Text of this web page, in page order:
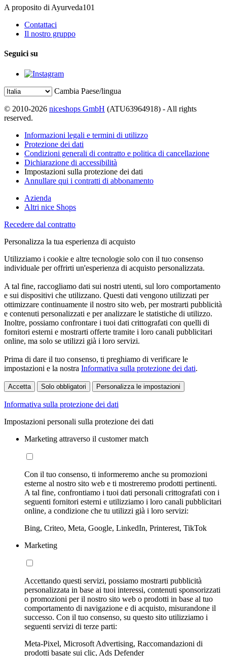
A proposito di Ayurveda101
Contattaci
Il nostro gruppo
Seguici su
Cambia Paese/lingua
© 2010-2026 niceshops GmbH (ATU63964918) - All rights
reserved.
Informazioni legali e termini di utilizzo
Protezione dei dati
Condizioni generali di contratto e politica di cancellazione
Dichiarazione di accessibilità
Impostazioni sulla protezione dei dati
Annullare qui i contratti di abbonamento
Azienda
Altri nice Shops
Recedere dal contratto
Personalizza la tua esperienza di acquisto
Utilizziamo i cookie e altre tecnologie solo con il tuo consenso
individuale per offrirti un'esperienza di acquisto personalizzata.
A tal fine, raccogliamo dati sui nostri utenti, sul loro comportamento
e sui dispositivi che utilizzano. Questi dati vengono utilizzati per
ottimizzare continuamente il nostro sito web, per mostrarti pubblicità
e contenuti personalizzati e per analizzare le statistiche di utilizzo.
Inoltre, possiamo confrontare i tuoi dati crittografati con quelli di
fornitori esterni e mostrarti offerte tramite i loro canali pubblicitari
online, ma solo se utilizzi già i loro servizi.
Prima di dare il tuo consenso, ti preghiamo di verificare le
impostazioni e la nostra Informativa sulla protezione dei dati.
Accetta Solo obbligatori Personalizza le impostazioni
Informativa sulla protezione dei dati
Impostazioni personali sulla protezione dei dati
Marketing attraverso il customer match
Con il tuo consenso, ti informeremo anche su promozioni
esterne al nostro sito web e ti mostreremo prodotti pertinenti.
A tal fine, confrontiamo i tuoi dati personali crittografati con i
seguenti fornitori esterni e utilizziamo i loro canali pubblicitari
online, a condizione che tu utilizzi già i loro servizi:
Bing, Criteo, Meta, Google, LinkedIn, Printerest, TikTok
Marketing
Accettando questi servizi, possiamo mostrarti pubblicità
personalizzata in base ai tuoi interessi, contenuti sponsorizzati
o promozioni per il nostro sito web o prodotti in base al tuo
comportamento di navigazione e di acquisto, misurandone il
successo. Con il tuo consenso, su questo sito utilizziamo i
seguenti servizi di terze parti:
Meta-Pixel, Microsoft Advertising, Raccomandazioni di
prodotti basate sui clic, Ads Defender